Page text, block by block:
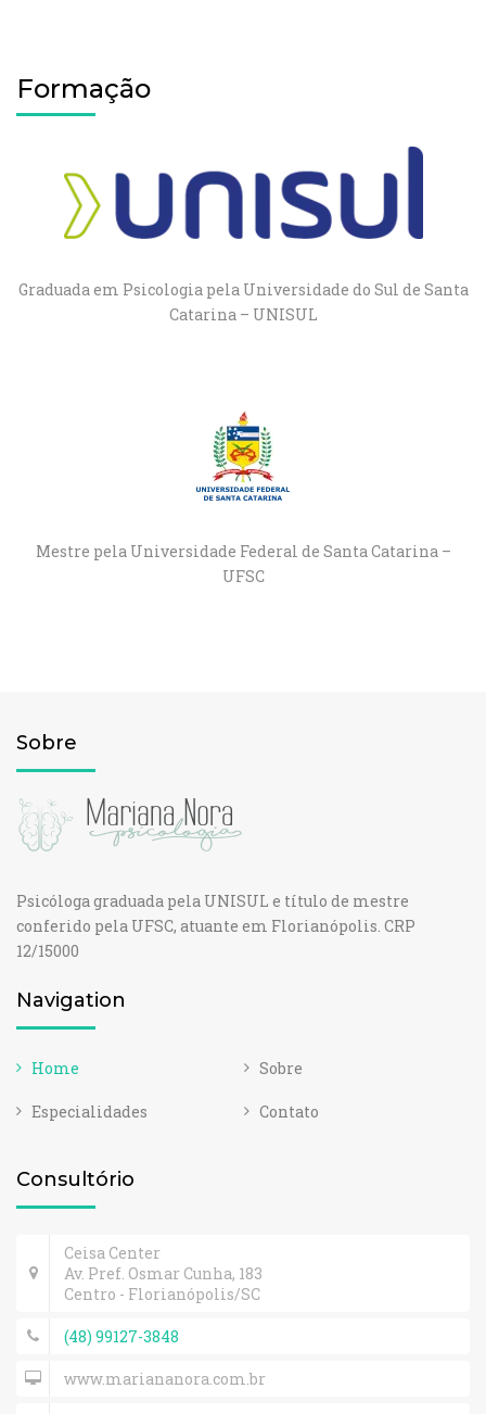
Formação
Graduada em Psicologia pela Universidade do Sul de Santa
Catarina – UNISUL
Mestre pela Universidade Federal de Santa Catarina –
UFSC
Sobre
Psicóloga graduada pela UNISUL e título de mestre
conferido pela UFSC, atuante em Florianópolis. CRP
12/15000
Navigation
Home Sobre
Especialidades Contato
Consultório
Ceisa Center
Av. Pref. Osmar Cunha, 183
Centro - Florianópolis/SC
(48) 99127-3848
www.mariananora.com.br